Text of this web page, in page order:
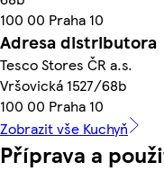
100 00 Praha 10
Adresa distributora
Tesco Stores ČR a.s.
Vršovická 1527/68b
100 00 Praha 10
Zobrazit vše Kuchyň
Příprava a